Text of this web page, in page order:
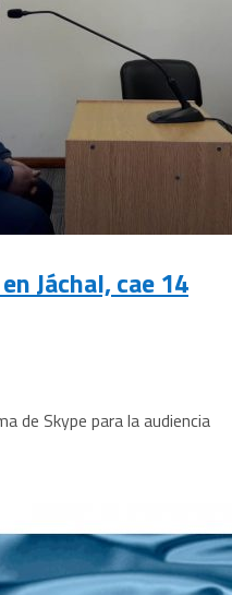
Jáchal, cae 14
de Skype para la audiencia